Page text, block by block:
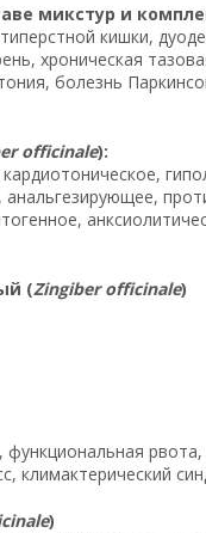
микстур и
кишки,
хроническая
болезнь
officinale):
(Zingiber officinale)
рвота,
климактерический
)